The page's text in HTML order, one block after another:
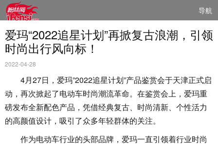
导航
爱玛“2022追星计划”再掀复古浪潮，引领
时尚出行风向标！
2022-04-28
4月27日，爱玛”2022追星计划”产品鉴赏会于天津正式启
动，再次掀起了电动车时尚潮流革命。在鉴赏会上，爱玛重
磅发布全新配色产品，凭借经典复古、时尚清新、个性活力
的高颜值设计，吸引了众多年轻群体的关注。
作为电动车行业的头部品牌，爱玛一直引领着行业时尚